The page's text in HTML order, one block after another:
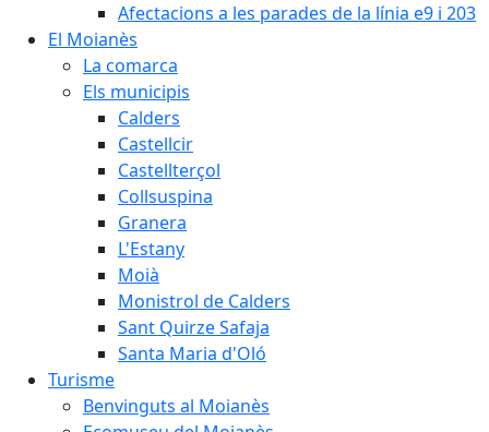
Afectacions a les parades de la línia e9 i 203
El Moianès
La comarca
Els municipis
Calders
Castellcir
Castellterçol
Collsuspina
Granera
L'Estany
Moià
Monistrol de Calders
Sant Quirze Safaja
Santa Maria d'Oló
Turisme
Benvinguts al Moianès